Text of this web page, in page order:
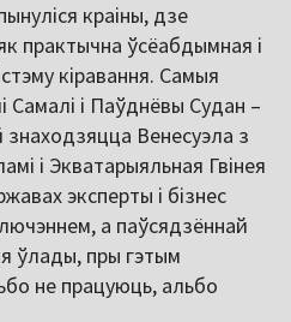
краіны, дзе
практычна ўсёабдымная і
кіравання. Самыя
Самалі і Паўднёвы Судан –
Венесуэла з
і Экватарыяльная Гвінея
эксперты і бізнес
а паўсядзённай
ўлады, пры гэтым
не працуюць, альбо